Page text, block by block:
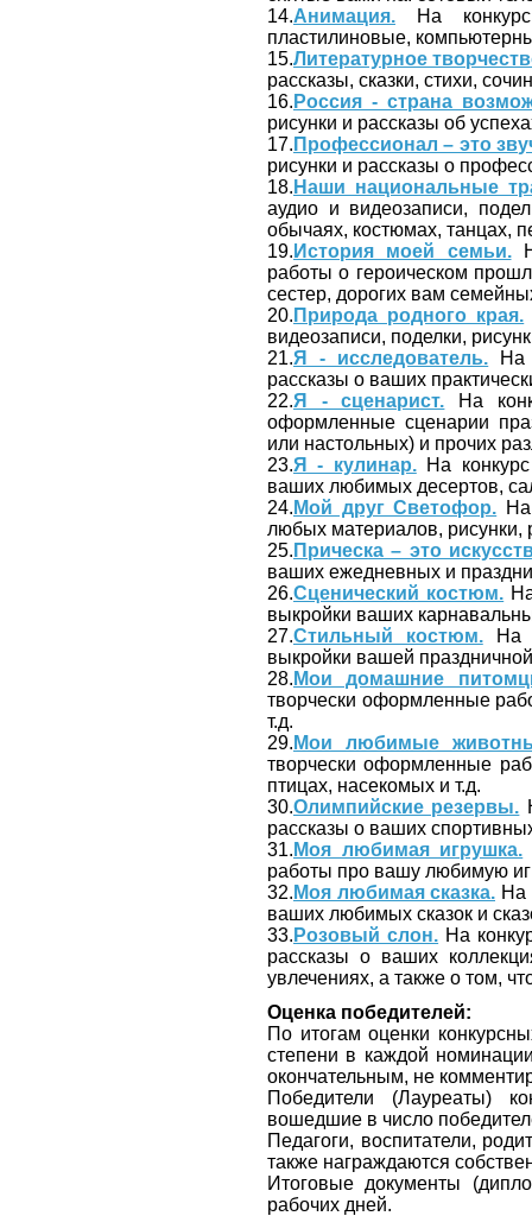
14.Анимация. На конкурс
пластилиновые,
15.Литературное
рассказы, сказки, стихи,
16. Россия - страна
рисунки и рассказы об
17. Профессионал – это
рисунки и рассказы о
18. Наши национальные
аудио и видеозаписи,
обычаях, костюмах, танцах,
19. История моей семьи.
работы о героическом
сестер, дорогих вам
20. Природа родного края.
видеозаписи, поделки,
21.Я - исследователь. На
рассказы о ваших
22.Я - сценарист. На
оформленные сценарии
или настольных) и прочих
23.Я - кулинар.На конкурс
ваших любимых десертов,
24. Мой друг Светофор.
любых материалов, рисунки,
25. Прическа – это
ваших ежедневных и
26.Сценический костюм.
выкройки ваших
27.Стильный костюм.На
выкройки вашей
28. Мои домашние
творчески оформленные
т.д.
29. Мои любимые
творчески оформленные
птицах, насекомых и т.д.
30.Олимпийские резервы.
рассказы о ваших
31. Моя любимая игрушка.
работы про вашу любимую
32. Моя любимая сказка. На
ваших любимых сказок и
33. Розовый слон. На
рассказы о ваших
увлечениях, а также о том,
Оценка победителей:
По итогам оценки
степени в каждой
окончательным, не
Победители (Лауреаты)
вошедшие в число
Педагоги, воспитатели,
также награждаются
Итоговые документы
рабочих дней.